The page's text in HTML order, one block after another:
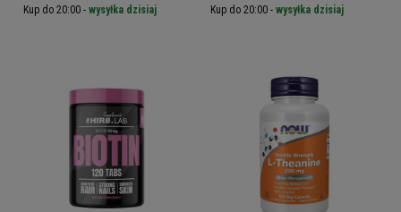
Kup do 20:00 - wysyłka dzisiaj Kup do 20:00 - wysyłka dzisiaj